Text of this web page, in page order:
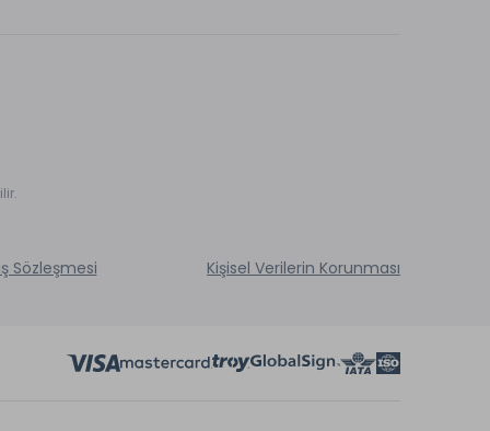
Sözleşmesi Kişisel Verilerin Korunması